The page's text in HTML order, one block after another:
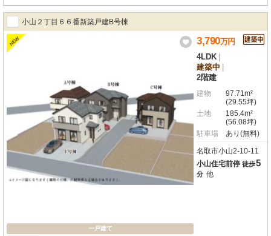
フラット35適合証明書あり
小山２丁目６６番新築戸建B号棟
NEW
一戸建て
3,790万円
4LDK
建築中
2階建
建物
97.71m²
(29.55坪)
土地
185.4m²
(56.08坪)
駐車場
あり(無料)
名取市小山2-10-11
小山住宅前停 徒歩5
分 他